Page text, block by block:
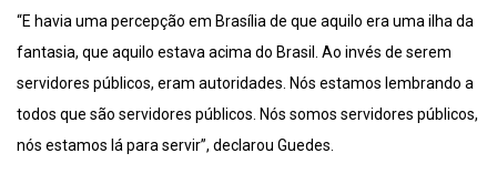
“E havia uma percepção em Brasília de que aquilo era uma ilha da
fantasia, que aquilo estava acima do Brasil. Ao invés de serem
servidores públicos, eram autoridades. Nós estamos lembrando a
todos que são servidores públicos. Nós somos servidores públicos,
nós estamos lá para servir”, declarou Guedes.